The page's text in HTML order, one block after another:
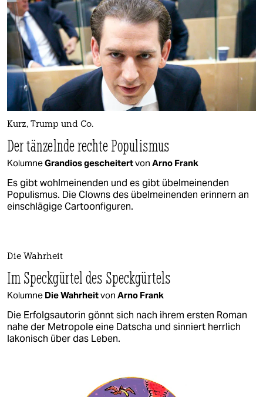
Kurz, Trump und Co.
Der tänzelnde rechte Populismus
KolumneGrandios gescheitertvon Arno Frank
Es gibt wohlmeinenden und es gibt übelmeinenden
Populismus. Die Clowns des übelmeinenden erinnern an
einschlägige Cartoonfiguren.
Die Wahrheit
Im Speckgürtel des Speckgürtels
Kolumne Die Wahrheitvon Arno Frank
Die Erfolgsautorin gönnt sich nach ihrem ersten Roman
nahe der Metropole eine Datscha und sinniert herrlich
lakonisch über das Leben.